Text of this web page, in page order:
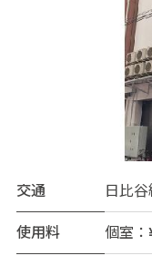
交通
日比
使用料
個室